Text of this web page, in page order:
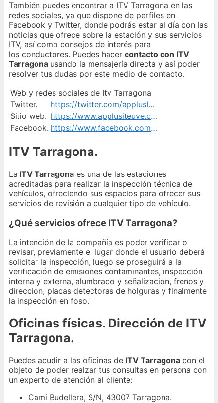
También puedes encontrar a ITV Tarragona en las
redes sociales, ya que dispone de perfiles en
Facebook y Twitter, donde podrás estar al día con las
noticias que ofrece sobre la estación y sus servicios
ITV, así como consejos de interés para
los conductores. Puedes hacer contacto con ITV
Tarragona usando la mensajería directa y así poder
resolver tus dudas por este medio de contacto.
Web y redes sociales de Itv Tarragona
Twitter.
https://twitter.com/applusITV
Sitio web.
https://www.applusiteuve.com/es-es/contacto/itv-responde/
Facebook.
https://www.facebook.com/applusITV
ITV Tarragona.
La ITV Tarragona es una de las estaciones
acreditadas para realizar la inspección técnica de
vehículos, ofreciendo sus espacios para ofrecer sus
servicios de revisión a cualquier tipo de vehículo.
¿Qué servicios ofrece ITV Tarragona?
La intención de la compañía es poder verificar o
revisar, previamente el lugar donde el usuario deberá
solicitar la inspección, luego se proseguirá a la
verificación de emisiones contaminantes, inspección
interna y externa, alumbrado y señalización, frenos y
dirección, placas detectoras de holguras y finalmente
la inspección en foso.
Oficinas físicas. Dirección de ITV
Tarragona.
Puedes acudir a las oficinas de ITV Tarragona con el
objeto de poder realzar tus consultas en persona con
un experto de atención al cliente:
Cami Budellera, S/N, 43007 Tarragona.